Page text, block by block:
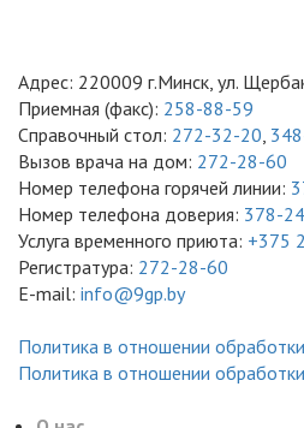
Адрес: 220009 г.Минск, ул.
Приемная (факс): 258-88-59
Справочный стол: 272-32-20
Вызов врача на дом: 272-28-60
Номер телефона горячей линии:
Номер телефона доверия: 378-
Услуга временного приюта: +375
Регистратура: 272-28-60
E-mail: info@9gp.by
Политика в отношении
Политика в отношении